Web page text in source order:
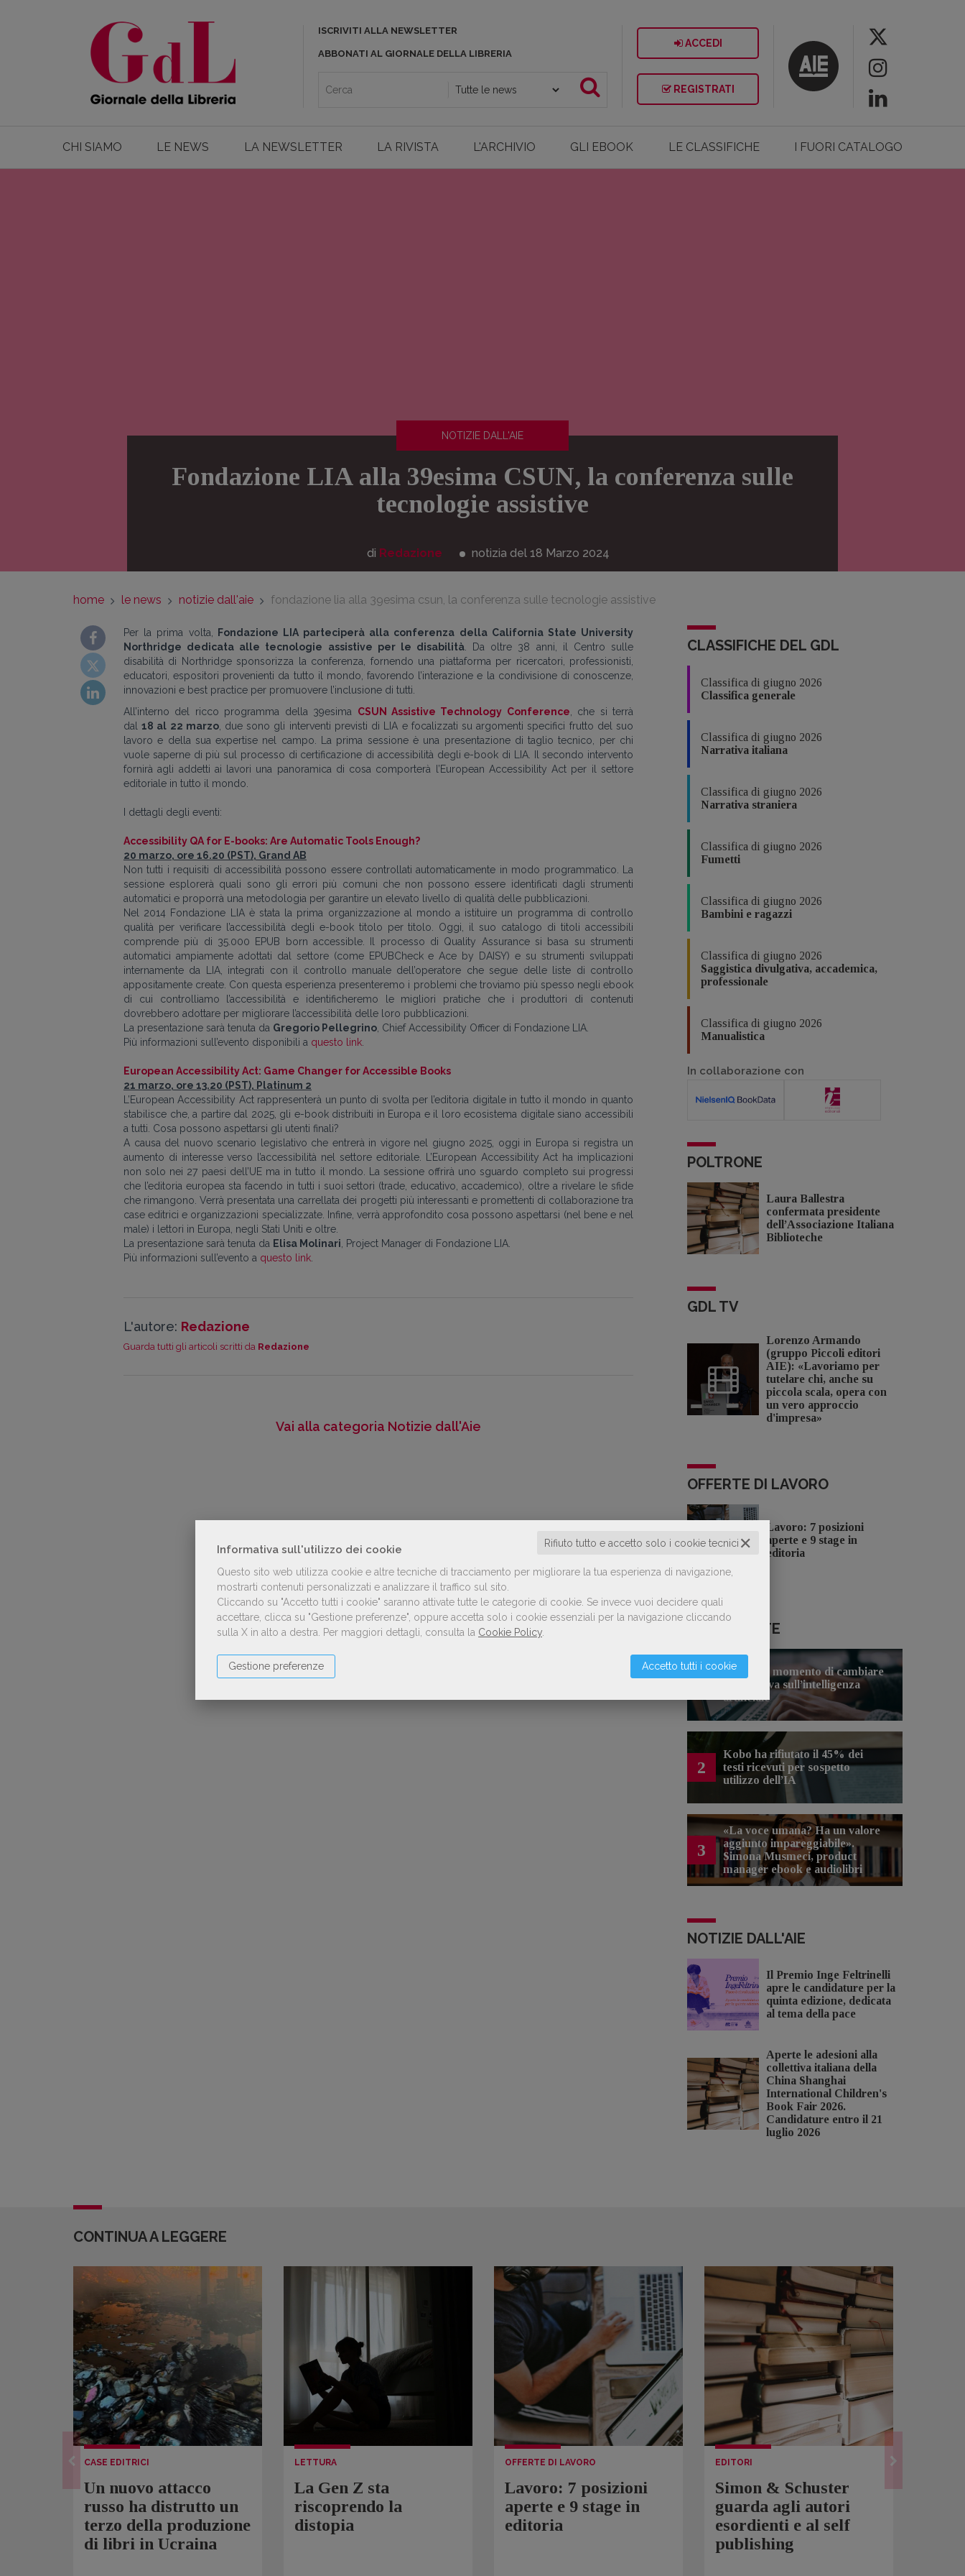
Informativa sull'utilizzo dei cookie ✕
Rifiuto tutto e accetto solo i cookie tecnici
Questo sito web utilizza cookie e altre tecniche di tracciamento per migliorare la tua esperienza di navigazione,
mostrarti contenuti personalizzati e analizzare il traffico sul sito.
Cliccando su "Accetto tutti i cookie" saranno attivate tutte le categorie di cookie. Se invece vuoi decidere quali
accettare, clicca su "Gestione preferenze", oppure accetta solo i cookie essenziali per la navigazione cliccando
sulla X in alto a destra.
Per maggiori dettagli, consulta la Cookie Policy
Accetto tutti i cookie
Gestione preferenze
ISCRIVITI ALLA NEWSLETTER
ABBONATI AL GIORNALE DELLA LIBRERIA
ACCEDI
REGISTRATI
CHI SIAMO LE NEWS LA NEWSLETTER LA RIVISTA L'ARCHIVIO GLI EBOOK LE CLASSIFICHE I FUORI CATALOGO
NOTIZIE DALL'AIE
Fondazione LIA alla 39esima CSUN, la conferenza sulle
tecnologie assistive
di Redazione notizia del 18 Marzo 2024
home le news notizie dall'aie fondazione lia alla 39esima csun, la conferenza sulle tecnologie assistive
Per la prima volta,
Fondazione LIA parteciperà alla conferenza della California State University
Northridge dedicata alle tecnologie assistive per le disabilità . Da oltre 38 anni, il Centro sulle
disabilità di Northridge sponsorizza la conferenza, fornendo una piattaforma per ricercatori, professionisti,
educatori, espositori provenienti da tutto il mondo, favorendo l’interazione e la condivisione di conoscenze,
innovazioni e best practice per promuovere l’inclusione di tutti.
All’interno del ricco programma della 39esima CSUN Assistive Technology Conference , che si terrà
dal
18 al 22 marzo, due sono gli interventi previsti di LIA e focalizzati su argomenti specifici frutto del suo
lavoro e della sua expertise nel campo. La prima sessione è una presentazione di taglio tecnico, per chi
vuole saperne di più sul processo di certificazione di accessibilità degli e-book di LIA. Il secondo intervento
fornirà agli addetti ai lavori una panoramica di cosa comporterà l’European Accessibility Act per il settore
editoriale in tutto il mondo.
I dettagli degli eventi:
Accessibility QA for E-books: Are Automatic Tools Enough?
20 marzo, ore 16.20 (PST), Grand AB
Non tutti i requisiti di accessibilità possono essere controllati automaticamente in modo programmatico. La
sessione esplorerà quali sono gli errori più comuni che non possono essere identificati dagli strumenti
automatici e proporrà una metodologia per garantire un elevato livello di qualità delle pubblicazioni.
Nel 2014 Fondazione LIA è stata la prima organizzazione al mondo a istituire un programma di controllo
qualità per verificare l’accessibilità degli e-book titolo per titolo. Oggi, il suo catalogo di titoli accessibili
comprende più di 35.000 EPUB born accessible. Il processo di Quality Assurance si basa su strumenti
automatici ampiamente adottati dal settore (come EPUBCheck e Ace by DAISY) e su strumenti sviluppati
internamente da LIA, integrati con il controllo manuale dell’operatore che segue delle liste di controllo
appositamente create. Con questa esperienza presenteremo i problemi che troviamo più spesso negli ebook
di cui controlliamo l’accessibilità e identificheremo le migliori pratiche che i produttori di contenuti
dovrebbero adottare per migliorare l’accessibilità delle loro pubblicazioni.
La presentazione sarà tenuta da Gregorio Pellegrino , Chief Accessibility Officer di Fondazione LIA.
Più informazioni sull’evento disponibili a questo link
European Accessibility Act: Game Changer for Accessible Books
21 marzo, ore 13.20 (PST), Platinum 2
L’European Accessibility Act rappresenterà un punto di svolta per l’editoria digitale in tutto il mondo in quanto
stabilisce che, a partire dal 2025, gli e-book distribuiti in Europa e il loro ecosistema digitale siano accessibili
a tutti. Cosa possono aspettarsi gli utenti finali?
A causa del nuovo scenario legislativo che entrerà in vigore nel giugno 2025, oggi in Europa si registra un
aumento di interesse verso l’accessibilità nel settore editoriale. L’European Accessibility Act ha implicazioni
non solo nei 27 paesi dell’UE ma in tutto il mondo. La sessione offrirà uno sguardo completo sui progressi
che l’editoria europea sta facendo in tutti i suoi settori (trade, educativo, accademico), oltre a rivelare le sfide
che rimangono. Verrà presentata una carrellata dei progetti più interessanti e promettenti di collaborazione tra
case editrici e organizzazioni specializzate. Infine, verrà approfondito cosa possono aspettarsi (nel bene e nel
male) i lettori in Europa, negli Stati Uniti e oltre.
La presentazione sarà tenuta da Elisa Molinari , Project Manager di Fondazione LIA.
Più informazioni sull’evento a questo link
L'autore: Redazione
Guarda tutti gli articoli scritti da Redazione
Vai alla categoria Notizie dall'Aie
CLASSIFICHE DEL GDL
Classifica di giugno 2026
Classifica generale
Classifica di giugno 2026
Narrativa italiana
Classifica di giugno 2026
Narrativa straniera
Classifica di giugno 2026
Fumetti
Classifica di giugno 2026
Bambini e ragazzi
Classifica di giugno 2026
Saggistica divulgativa, accademica,
professionale
Classifica di giugno 2026
Manualistica
In collaborazione con
POLTRONE
Laura Ballestra
confermata presidente
dell’Associazione Italiana
Biblioteche
GDL TV
Lorenzo Armando
(gruppo Piccoli editori
AIE): «Lavoriamo per
tutelare chi, anche su
piccola scala, opera con
un vero approccio
d'impresa»
OFFERTE DI LAVORO
Lavoro: 7 posizioni
aperte e 9 stage in
editoria
LE PIÙ LETTE
1
Forse è il momento di cambiare
prospettiva sull’intelligenza
artificiale
2
Kobo ha rifiutato il 45% dei
testi ricevuti per sospetto
utilizzo dell’IA
3
«La voce umana? Ha un valore
aggiunto impareggiabile».
Simona Musmeci, product
manager ebook e audiolibri
NOTIZIE DALL'AIE
Il Premio Inge Feltrinelli
apre le candidature per la
quinta edizione, dedicata
al tema della pace
Aperte le adesioni alla
collettiva italiana della
China Shanghai
International Children's
Book Fair 2026.
Candidature entro il 21
luglio 2026
CONTINUA A LEGGERE
CASE EDITRICI
Un nuovo attacco
russo ha distrutto un
terzo della produzione
di libri in Ucraina
LETTURA
La Gen Z sta
riscoprendo la
distopia
OFFERTE DI LAVORO
Lavoro: 7 posizioni
aperte e 9 stage in
editoria
EDITORI
Simon & Schuster
guarda agli autori
esordienti e al self
publishing